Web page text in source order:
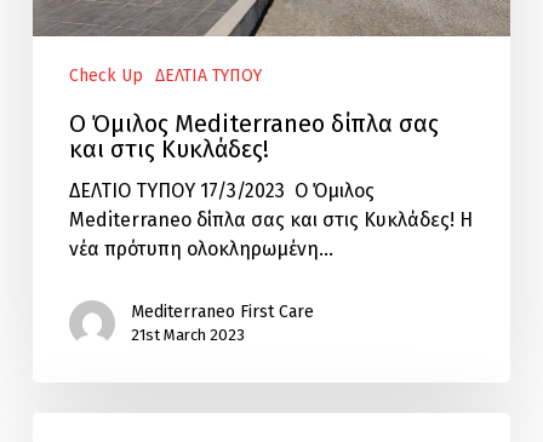
Check Up ΔΕΛΤΙΑ ΤΥΠΟΥ
Ο Όμιλος Mediterraneo δίπλα σας
και στις Κυκλάδες!
ΔΕΛΤΙΟ ΤΥΠΟΥ 17/3/2023 Ο Όμιλος
Mediterraneo δίπλα σας και στις Κυκλάδες! H
νέα πρότυπη ολοκληρωμένη…
Mediterraneo First Care
21st March 2023